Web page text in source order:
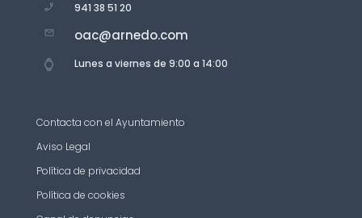
941 38 51 20
oac@arnedo.com
Lunes a viernes de 9:00 a 14:00
Contacta con el Ayuntamiento
Aviso Legal
Política de privacidad
Política de cookies